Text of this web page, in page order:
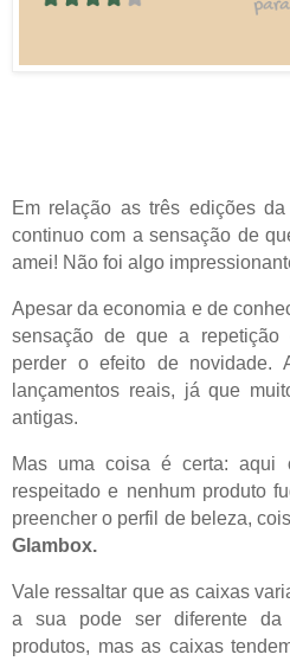
Em relação as três edições da
continuo com a sensação de
amei! Não foi algo
Apesar da economia e de
sensação de que a repetição
perder o efeito de novidade.
lançamentos reais, já que
antigas.
Mas uma coisa é certa:
respeitado e nenhum produto
preencher o perfil de beleza,
Glambox.
Vale ressaltar que as caixas
a sua pode ser diferente da
produtos, mas as caixas